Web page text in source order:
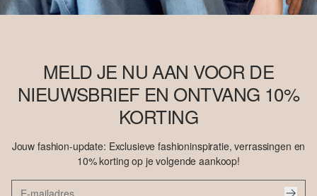
MELD JE NU AAN VOOR DE
NIEUWSBRIEF EN ONTVANG 10%
KORTING
Jouw fashion-update: Exclusieve fashioninspiratie, verrassingen en
10% korting op je volgende aankoop!